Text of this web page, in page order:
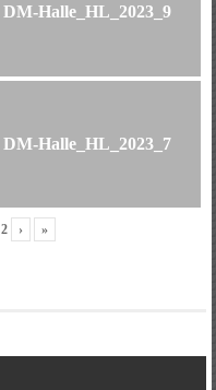
DM-Halle_HL_2023_9
DM-Halle_HL_2023_7
2 › »